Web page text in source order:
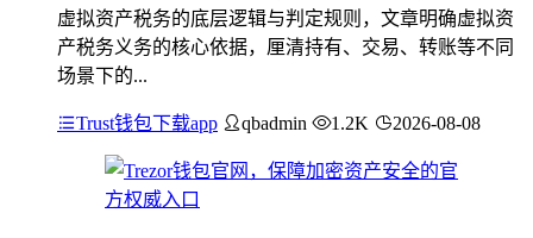
虚拟资产税务的底层逻辑与判定规则，文章明确虚拟资
产税务义务的核心依据，厘清持有、交易、转账等不同
场景下的...
Trust钱包下载app qbadmin 1.2K 2026-08-08